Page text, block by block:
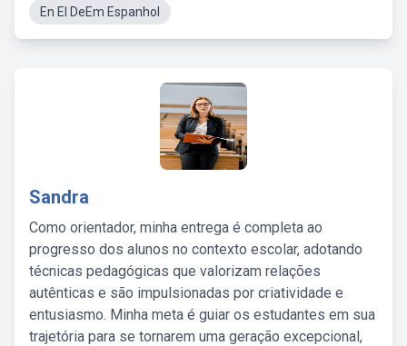
En El DeEm Espanhol
Sandra
Como orientador, minha entrega é completa ao
progresso dos alunos no contexto escolar, adotando
técnicas pedagógicas que valorizam relações
autênticas e são impulsionadas por criatividade e
entusiasmo. Minha meta é guiar os estudantes em sua
trajetória para se tornarem uma geração excepcional,